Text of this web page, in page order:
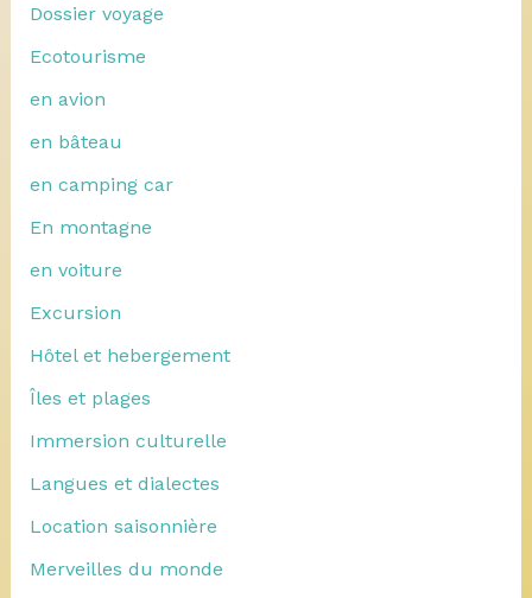
Dossier voyage
Ecotourisme
en avion
en bâteau
en camping car
En montagne
en voiture
Excursion
Hôtel et hebergement
Îles et plages
Immersion culturelle
Langues et dialectes
Location saisonnière
Merveilles du monde